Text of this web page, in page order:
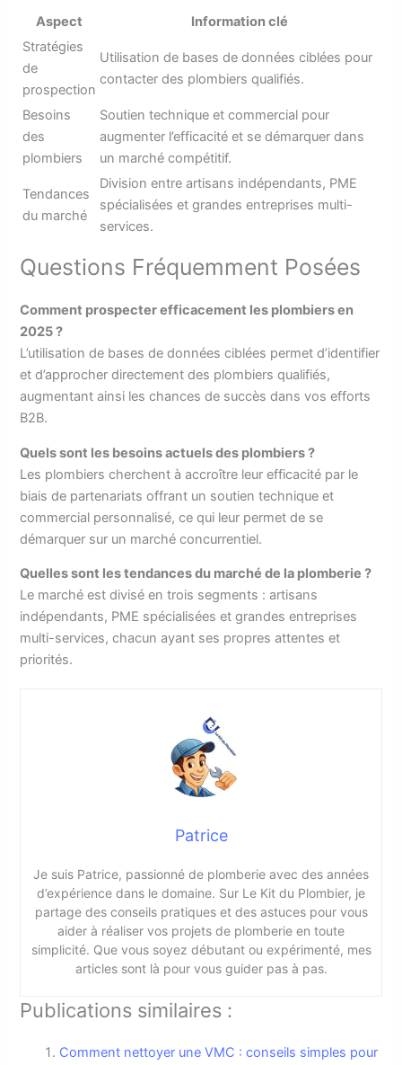
Aspect
Information clé
Stratégies
de
prospection
Utilisation de bases de données ciblées pour
contacter des plombiers qualifiés.
Besoins
des
plombiers
Soutien technique et commercial pour
augmenter l’efficacité et se démarquer dans
un marché compétitif.
Tendances
du marché
Division entre artisans indépendants, PME
spécialisées et grandes entreprises multi-
services.
Questions Fréquemment Posées
Comment prospecter efficacement les plombiers en
2025 ?
L’utilisation de bases de données ciblées permet d’identifier
et d’approcher directement des plombiers qualifiés,
augmentant ainsi les chances de succès dans vos efforts
B2B.
Quels sont les besoins actuels des plombiers ?
Les plombiers cherchent à accroître leur efficacité par le
biais de partenariats offrant un soutien technique et
commercial personnalisé, ce qui leur permet de se
démarquer sur un marché concurrentiel.
Quelles sont les tendances du marché de la plomberie ?
Le marché est divisé en trois segments : artisans
indépendants, PME spécialisées et grandes entreprises
multi-services, chacun ayant ses propres attentes et
priorités.
Patrice
Je suis Patrice, passionné de plomberie avec des années
d’expérience dans le domaine. Sur Le Kit du Plombier, je
partage des conseils pratiques et des astuces pour vous
aider à réaliser vos projets de plomberie en toute
simplicité. Que vous soyez débutant ou expérimenté, mes
articles sont là pour vous guider pas à pas.
Publications similaires :
Comment nettoyer une VMC : conseils simples pour